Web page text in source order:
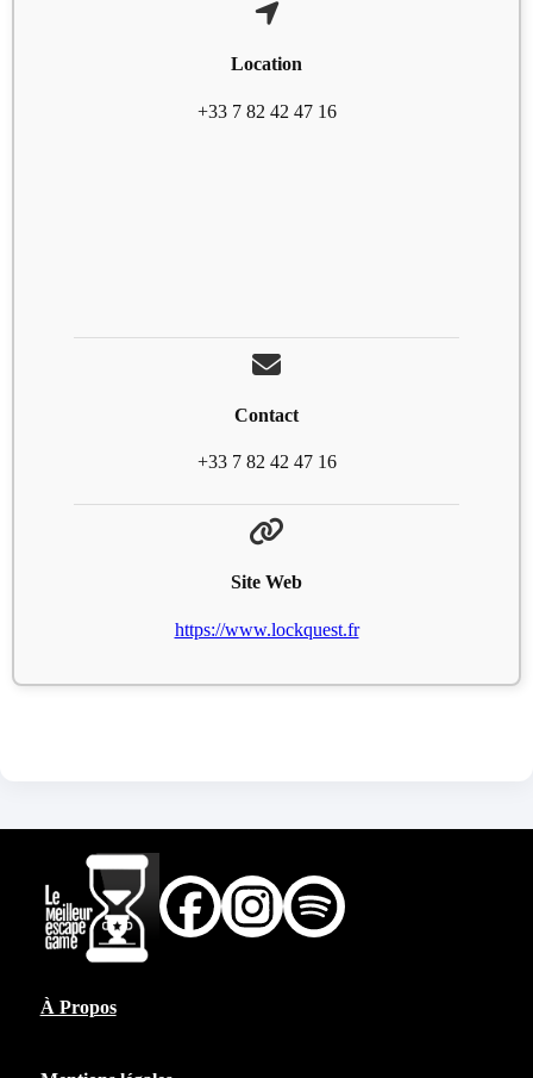
Location
+33 7 82 42 47 16
Contact
+33 7 82 42 47 16
Site Web
https://www.lockquest.fr
À Propos